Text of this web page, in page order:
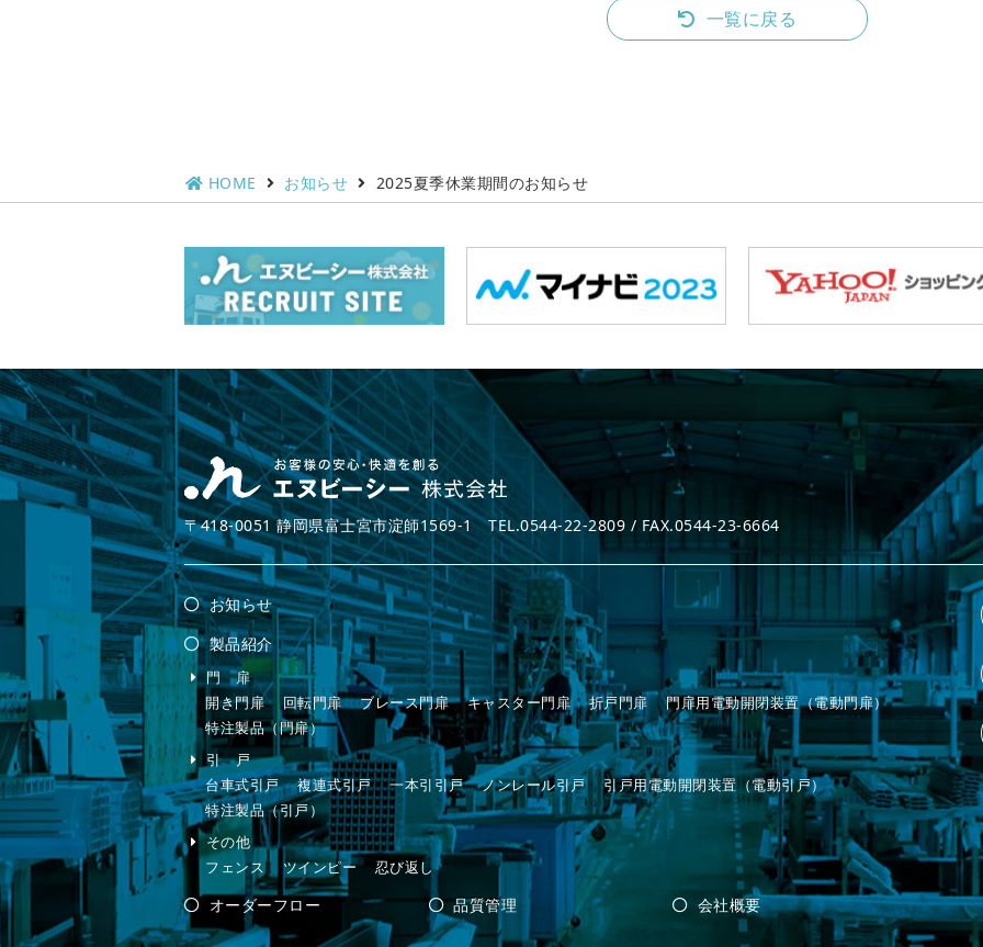
一覧に戻る
HOME お知らせ 2025夏季休業期間のお知らせ
〒418-0051 静岡県富士宮市淀師1569-1 TEL.0544-22-2809 / FAX.0544-23-6664
お知らせ
製品紹介
門 扉
開き門扉
回転門扉 ブレース門扉 キャスター門扉 折戸門扉
門扉用電動開閉装置（電動門扉）
特注製品（門扉）
引 戸
台車式引戸
複連式引戸 一本引引戸 ノンレール引戸
引戸用電動開閉装置（電動引戸）
特注製品（引戸）
その他
フェンス
ツインピー 忍び返し
オーダーフロー 品質管理 会社概要